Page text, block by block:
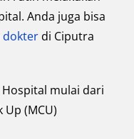
Anda juga bisa
dokter di Ciputra
mulai dari
Up (MCU)